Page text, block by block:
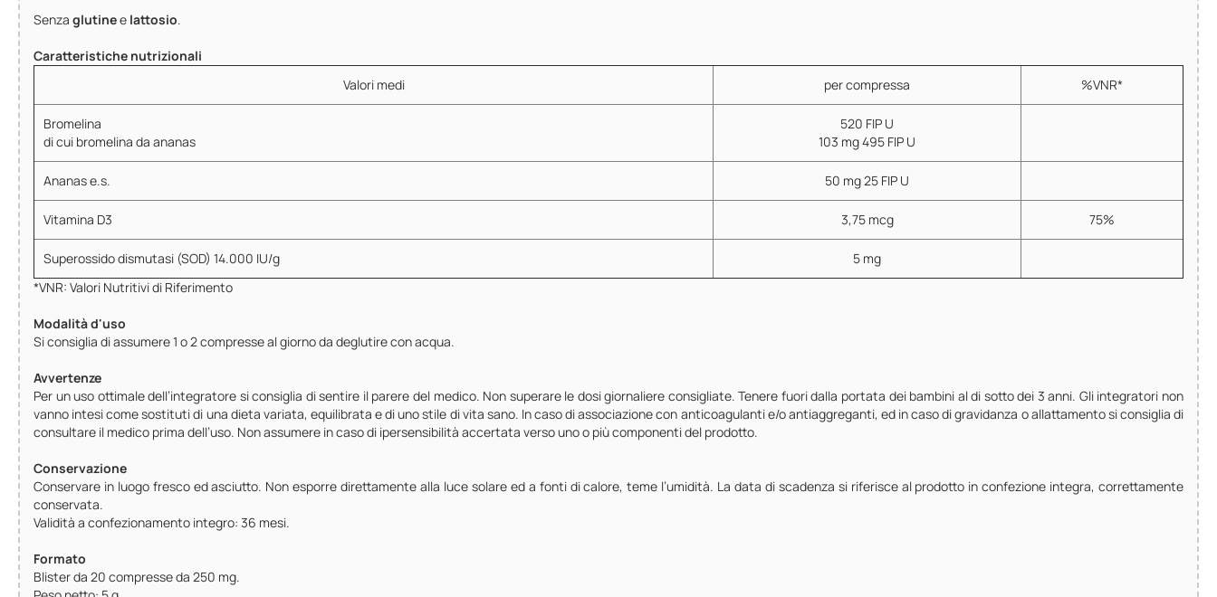
Senza glutinee lattosio.
Caratteristiche nutrizionali
Valori medi
per compressa %VNR*
Bromelina
di cui bromelina da ananas
520 FIP U
103 mg 495 FIP U
Ananas e.s. 50 mg 25 FIP U
Vitamina D3 3,75 mcg 75%
Superossido dismutasi (SOD) 14.000 IU/g
5 mg
*VNR: Valori Nutritivi di Riferimento
Modalità d'uso
Si consiglia di assumere 1 o 2 compresse al giorno da deglutire con acqua.
Avvertenze
Per un uso ottimale dell’integratore si consiglia di sentire il parere del medico. Non superare le dosi giornaliere consigliate. Tenere fuori dalla portata dei bambini al di sotto dei 3 anni. Gli integratori non
vanno intesi come sostituti di una dieta variata, equilibrata e di uno stile di vita sano. In caso di associazione con anticoagulanti e/o antiaggreganti, ed in caso di gravidanza o allattamento si consiglia di
consultare il medico prima dell’uso. Non assumere in caso di ipersensibilità accertata verso uno o più componenti del prodotto.
Conservazione
Conservare in luogo fresco ed asciutto. Non esporre direttamente alla luce solare ed a fonti di calore, teme l’umidità. La data di scadenza si riferisce al prodotto in confezione integra, correttamente
conservata.
Validità a confezionamento integro: 36 mesi.
Formato
Blister da 20 compresse da 250 mg.